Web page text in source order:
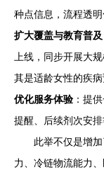
种点信息，流程透明
扩大覆盖与教育普及
上线，同步开展大
其是适龄女性的疾病
优化服务体验 ：提
提醒、后续剂次安
此举不仅是增
力、冷链物流能力